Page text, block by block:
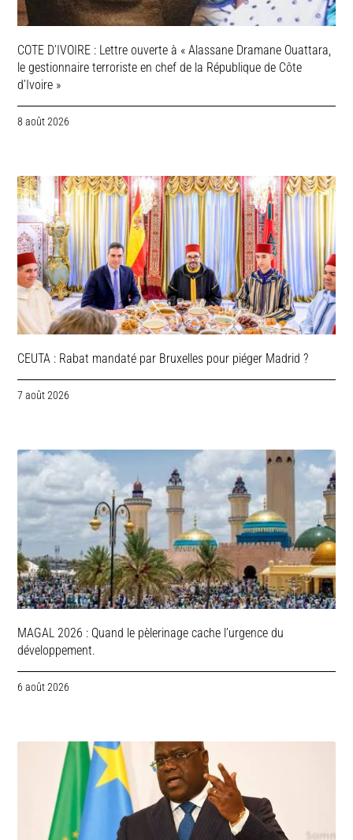
COTE D’IVOIRE : Lettre ouverte à « Alassane Dramane Ouattara,
le gestionnaire terroriste en chef de la République de Côte
d’Ivoire »
8 août 2026
CEUTA : Rabat mandaté par Bruxelles pour piéger Madrid ?
7 août 2026
MAGAL 2026 : Quand le pèlerinage cache l’urgence du
développement.
6 août 2026